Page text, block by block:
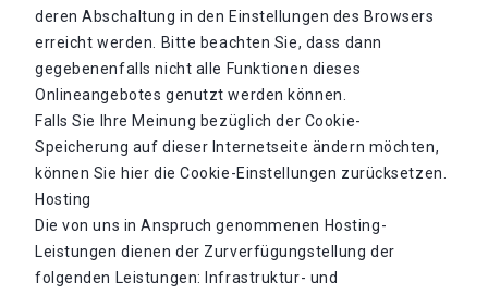
deren Abschaltung in den Einstellungen des Browsers
erreicht werden. Bitte beachten Sie, dass dann
gegebenenfalls nicht alle Funktionen dieses
Onlineangebotes genutzt werden können.
Falls Sie Ihre Meinung bezüglich der Cookie-
Speicherung auf dieser Internetseite ändern möchten,
können Sie hier die Cookie-Einstellungen zurücksetzen.
Hosting
Die von uns in Anspruch genommenen Hosting-
Leistungen dienen der Zurverfügungstellung der
folgenden Leistungen: Infrastruktur- und